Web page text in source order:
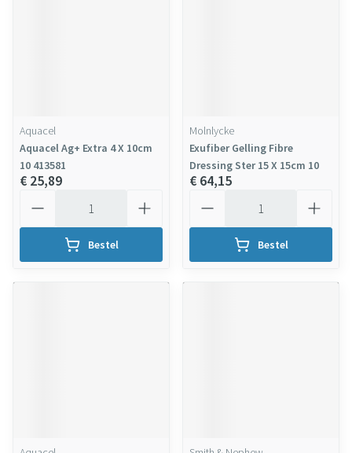
Aquacel
Aquacel Ag+ Extra 4 X 10cm
10 413581
€ 25,89
Bestel
Molnlycke
Exufiber Gelling Fibre
Dressing Ster 15 X 15cm 10
€ 64,15
Bestel